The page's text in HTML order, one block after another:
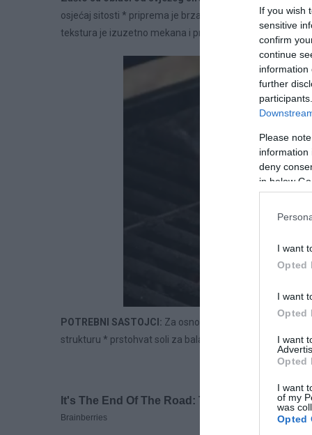
If you wish
sensitive
confirm
continue
information
further
Please
information
deny
in below
I want
Opted
I want
Opted
I want
Opted
I want
of my
was
Opted
osjećaj sitosti * priprema je brza i ne zahtijeva posebne
tekstura je izuzetno mekana i prozračna * savršeni su
POTREBNI SASTOJCI: Za osnovnu verziju potrebno
strukturu * prstohvat soli za balans okusa * maslac za